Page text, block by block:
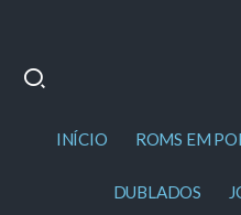
INÍCIO ROMS EM
DUBLADOS